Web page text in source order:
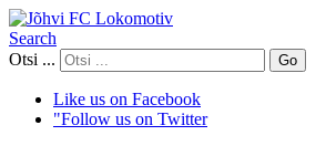
Search
Otsi ...
Go
Like us on Facebook
"Follow us on Twitter